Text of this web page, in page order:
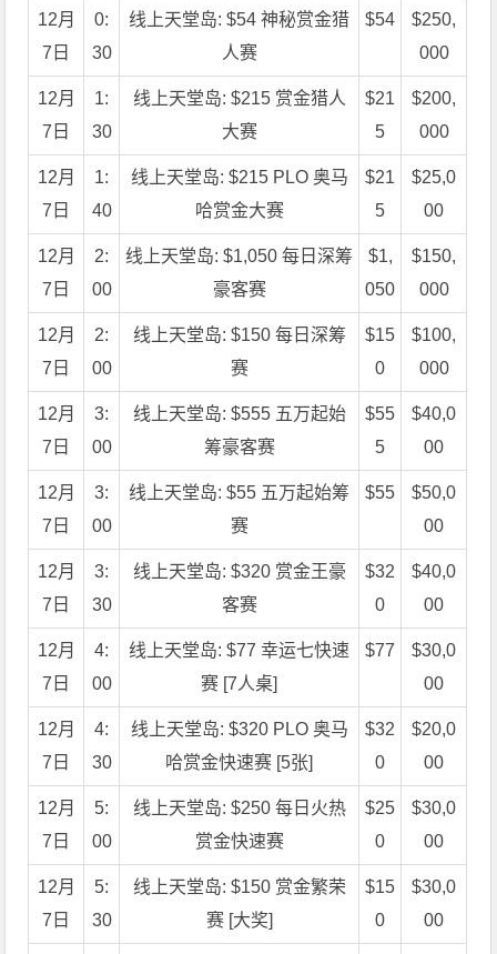
12月
7日
0:
30
线上天堂岛: $54 神秘赏金猎
人赛
$54
$250,
000
12月
7日
1:
30
线上天堂岛: $215 赏金猎人
大赛
$21
5
$200,
000
12月
7日
1:
40
线上天堂岛: $215 PLO 奥马
哈赏金大赛
$21
5
$25,0
00
12月
7日
2:
00
线上天堂岛: $1,050 每日深筹
豪客赛
$1,
050
$150,
000
12月
7日
2:
00
线上天堂岛: $150 每日深筹
赛
$15
0
$100,
000
12月
7日
3:
00
线上天堂岛: $555 五万起始
筹豪客赛
$55
5
$40,0
00
12月
7日
3:
00
线上天堂岛: $55 五万起始筹
赛
$55
$50,0
00
12月
7日
3:
30
线上天堂岛: $320 赏金王豪
客赛
$32
0
$40,0
00
12月
7日
4:
00
线上天堂岛: $77 幸运七快速
赛 [7人桌]
$77
$30,0
00
12月
7日
4:
30
线上天堂岛: $320 PLO 奥马
哈赏金快速赛 [5张]
$32
0
$20,0
00
12月
7日
5:
00
线上天堂岛: $250 每日火热
赏金快速赛
$25
0
$30,0
00
12月
7日
5:
30
线上天堂岛: $150 赏金繁荣
赛 [大奖]
$15
0
$30,0
00